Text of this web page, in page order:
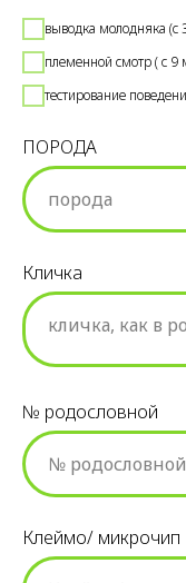
выводка молодняка (с
племенной смотр ( с 9
тестирование
ПОРОДА
Кличка
№ родословной
Клеймо/ микрочип